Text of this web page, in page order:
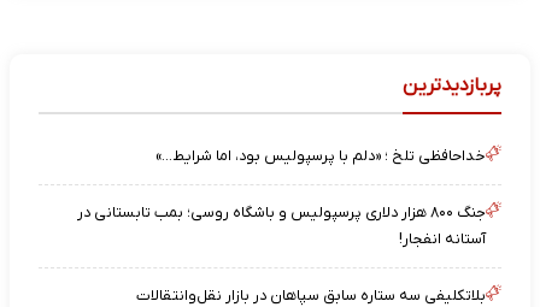
پربازدیدترین
خداحافظی تلخ ؛ «دلم با پرسپولیس بود، اما شرایط…»
جنگ ۸۰۰ هزار دلاری پرسپولیس و باشگاه روسی؛ بمب تابستانی در
آستانه انفجار!
بلاتکلیفی سه ستاره سابق سپاهان در بازار نقل‌وانتقالات